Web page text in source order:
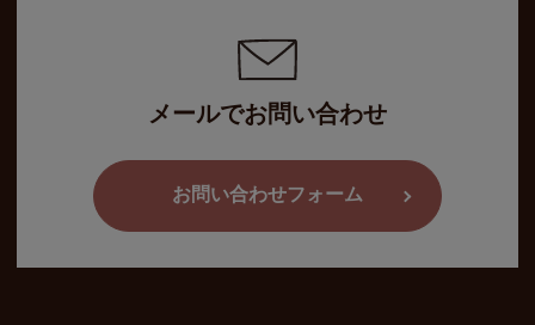
メールでお問い合わせ
お問い合わせフォーム